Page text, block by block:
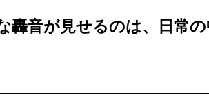
音が見せるのは、日常の